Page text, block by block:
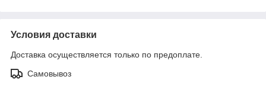
Условия доставки
Доставка осуществляется только по предоплате.
Самовывоз